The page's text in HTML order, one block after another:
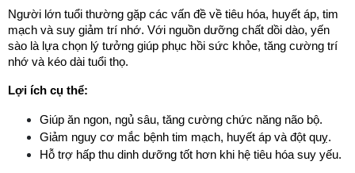
Người lớn tuổi thường gặp các vấn đề về tiêu hóa, huyết áp, tim
mạch và suy giảm trí nhớ. Với nguồn dưỡng chất dồi dào, yến
sào là lựa chọn lý tưởng giúp phục hồi sức khỏe, tăng cường trí
nhớ và kéo dài tuổi thọ.
Lợi ích cụ thể:
Giúp ăn ngon, ngủ sâu, tăng cường chức năng não bộ.
Giảm nguy cơ mắc bệnh tim mạch, huyết áp và đột quỵ.
Hỗ trợ hấp thu dinh dưỡng tốt hơn khi hệ tiêu hóa suy yếu.